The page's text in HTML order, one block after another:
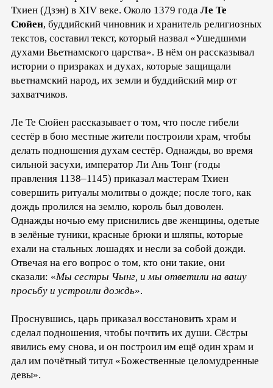
Тхиен (Дзэн) в XIV веке. Около 1379 года Ле Те
Сюйен, буддийский чиновник и хранитель религиозных
текстов, составил текст, который назвал «Ушедшими
духами Вьетнамского царства». В нём он рассказывал
истории о призраках и духах, которые защищали
вьетнамский народ, их земли и буддийский мир от
захватчиков.
Ле Те Сюйен рассказывает о том, что после гибели
сестёр в бою местные жители построили храм, чтобы
делать подношения духам сестёр. Однажды, во время
сильной засухи, император Ли Ань Тонг (годы
правления 1138–1145) приказал мастерам Тхиен
совершить ритуалы молитвы о дожде; после того, как
дождь пролился на землю, король был доволен.
Однажды ночью ему приснились две женщины, одетые
в зелёные туники, красные брюки и шляпы, которые
ехали на стальных лошадях и несли за собой дожди.
Отвечая на его вопрос о том, кто они такие, они
сказали: «Мы сестры Чынг, и мы ответили на вашу
просьбу и устроили дождь».
Проснувшись, царь приказал восстановить храм и
сделал подношения, чтобы почтить их души. Сёстры
явились ему снова, и он построил им ещё один храм и
дал им почётный титул «Божественные целомудренные
девы».